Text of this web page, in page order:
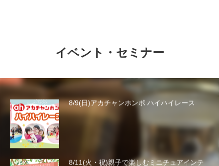
イベント・セミナー
8/9(日)アカチャンホンポ ハイハイレース
8/11(火・祝)親子で楽しむミニチュアインテ